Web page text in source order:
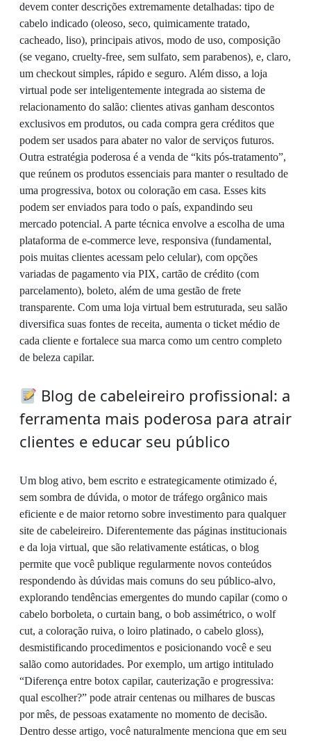
devem conter descrições extremamente detalhadas: tipo de
cabelo indicado (oleoso, seco, quimicamente tratado,
cacheado, liso), principais ativos, modo de uso, composição
(se vegano, cruelty-free, sem sulfato, sem parabenos), e, claro,
um checkout simples, rápido e seguro. Além disso, a loja
virtual pode ser inteligentemente integrada ao sistema de
relacionamento do salão: clientes ativas ganham descontos
exclusivos em produtos, ou cada compra gera créditos que
podem ser usados para abater no valor de serviços futuros.
Outra estratégia poderosa é a venda de “kits pós-tratamento”,
que reúnem os produtos essenciais para manter o resultado de
uma progressiva, botox ou coloração em casa. Esses kits
podem ser enviados para todo o país, expandindo seu
mercado potencial. A parte técnica envolve a escolha de uma
plataforma de e-commerce leve, responsiva (fundamental,
pois muitas clientes acessam pelo celular), com opções
variadas de pagamento via PIX, cartão de crédito (com
parcelamento), boleto, além de uma gestão de frete
transparente. Com uma loja virtual bem estruturada, seu salão
diversifica suas fontes de receita, aumenta o ticket médio de
cada cliente e fortalece sua marca como um centro completo
de beleza capilar.
Blog de cabeleireiro profissional: a
ferramenta mais poderosa para atrair
clientes e educar seu público
Um blog ativo, bem escrito e estrategicamente otimizado é,
sem sombra de dúvida, o motor de tráfego orgânico mais
eficiente e de maior retorno sobre investimento para qualquer
site de cabeleireiro. Diferentemente das páginas institucionais
e da loja virtual, que são relativamente estáticas, o blog
permite que você publique regularmente novos conteúdos
respondendo às dúvidas mais comuns do seu público-alvo,
explorando tendências emergentes do mundo capilar (como o
cabelo borboleta, o curtain bang, o bob assimétrico, o wolf
cut, a coloração ruiva, o loiro platinado, o cabelo gloss),
desmistificando procedimentos e posicionando você e seu
salão como autoridades. Por exemplo, um artigo intitulado
“Diferença entre botox capilar, cauterização e progressiva:
qual escolher?” pode atrair centenas ou milhares de buscas
por mês, de pessoas exatamente no momento de decisão.
Dentro desse artigo, você naturalmente menciona que em seu